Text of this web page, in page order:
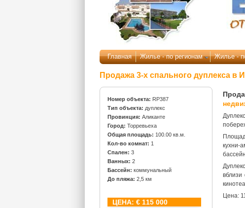
Главная Жилье - по регионам Жилье -
Продажа 3-х спального дуплекса в
Номер объекта: RP387
Тип объекта: дуплекс
Провинция: Аликанте
Город: Торревьеха
Общая площадь: 100.00 кв.м.
Кол-во комнат: 1
Спален: 3
Ванных: 2
Бассейн: коммунальный
До пляжа: 2,5 км
ЦЕНА: € 115 000
кухни-
Цена: